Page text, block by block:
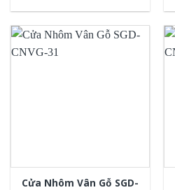
Cửa Nhôm Vân Gỗ SGD-